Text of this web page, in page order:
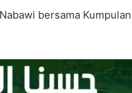
bersama Kumpulan